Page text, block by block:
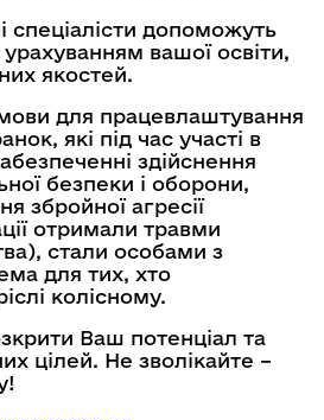
спеціалісти допоможуть
урахуванням вашої освіти,
якостей.
для працевлаштування
які під час участі в
здійснення
безпеки і оборони,
збройної агресії
отримали травми
стали особами з
для тих, хто
колісному.
Ваш потенціал та
цілей. Не зволікайте –